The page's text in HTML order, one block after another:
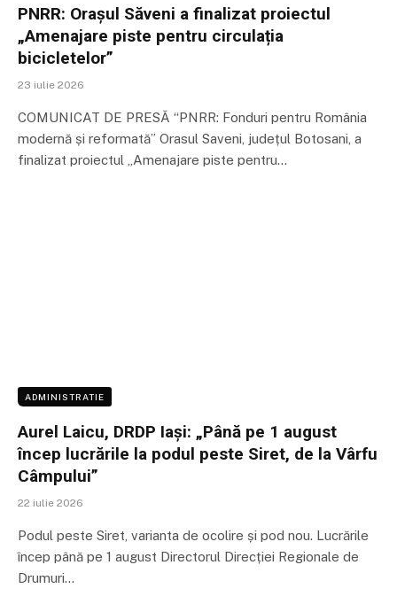
PNRR: Orașul Săveni a finalizat proiectul
„Amenajare piste pentru circulația
bicicletelor”
23 iulie 2026
COMUNICAT DE PRESĂ “PNRR: Fonduri pentru România
modernă și reformată” Orasul Saveni, județul Botosani, a
finalizat proiectul „Amenajare piste pentru…
ADMINISTRATIE
Aurel Laicu, DRDP Iași: „Până pe 1 august
încep lucrările la podul peste Siret, de la Vârfu
Câmpului”
22 iulie 2026
Podul peste Siret, varianta de ocolire și pod nou. Lucrările
încep până pe 1 august Directorul Direcției Regionale de
Drumuri…